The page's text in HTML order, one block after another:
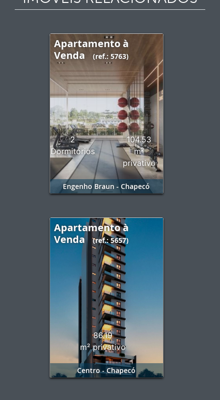
Apartamento à
Venda
(ref.: 5763)
2
Dormitórios
104.53
m²
privativo
Engenho Braun - Chapecó
Apartamento à
Venda
(ref.: 5657)
86.19
m² privativo
Centro - Chapecó